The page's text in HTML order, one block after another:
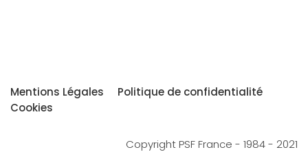
Mentions Légales
Politique de confidentialité
Cookies
Copyright PSF France - 1984 - 2021